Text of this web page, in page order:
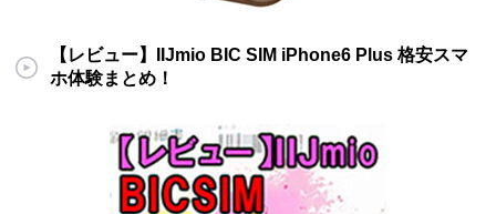
【レビュー】IIJmio BIC SIM iPhone6 Plus 格安スマ
ホ体験まとめ！